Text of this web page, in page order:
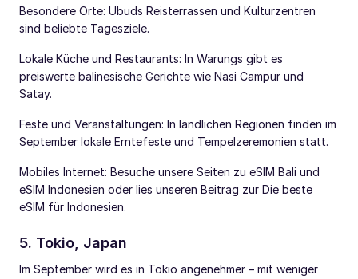
Besondere Orte: Ubuds Reisterrassen und Kulturzentren
sind beliebte Tagesziele.
Lokale Küche und Restaurants: In Warungs gibt es
preiswerte balinesische Gerichte wie Nasi Campur und
Satay.
Feste und Veranstaltungen: In ländlichen Regionen finden im
September lokale Erntefeste und Tempelzeremonien statt.
Mobiles Internet: Besuche unsere Seiten zu eSIM Bali und
eSIM Indonesien oder lies unseren Beitrag zur Die beste
eSIM für Indonesien.
5. Tokio, Japan
Im September wird es in Tokio angenehmer – mit weniger